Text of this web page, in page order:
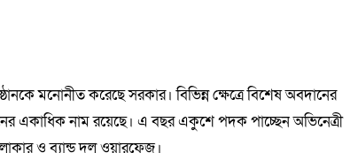
মনোনীত করেছে সরকার। বিভিন্ন ক্ষেত্রে বিশেষ অবদানের
একাধিক নাম রয়েছে। এ বছর একুশে পদক পাচ্ছেন অভিনেত্রী
ও ব্যান্ড দল ওয়ারফেজ।